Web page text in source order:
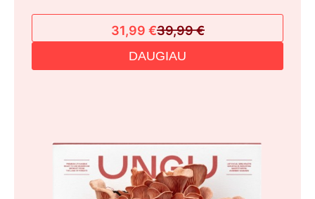
39,99€
Original
price
31,99 €
Current
priceDAUGIAU